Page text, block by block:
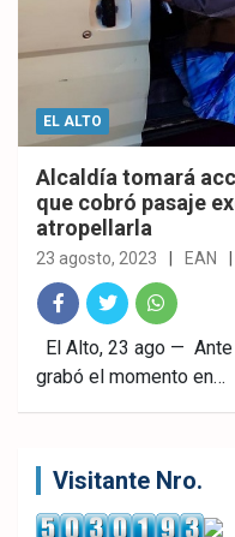
EL ALTO
Alcaldía tomará
que cobró pasaje
atropellarla
23 agosto, 2023 EAN
Fac
ebo
Twitt
er
What
sAp
El Alto, 23 ago — Ante
grabó el momento en…
Visitante Nro.